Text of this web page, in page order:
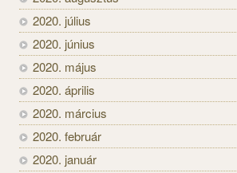
2020. július
2020. június
2020. május
2020. április
2020. március
2020. február
2020. január